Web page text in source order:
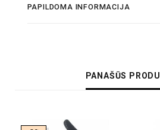
PAPILDOMA INFORMACIJA
PANAŠŪS